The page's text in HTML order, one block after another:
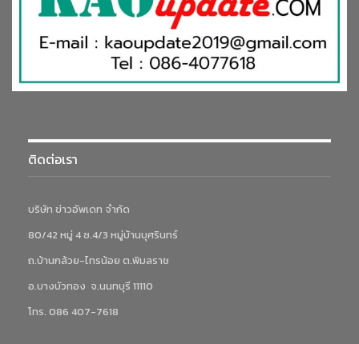
ติดต่อเรา
บริษัท ข่าวอัพเดท จำกัด
80/42 หมู่ 4 ซ.4/3 หมู่บ้านบุศรินทร์
ถ.บ้านกล้วย-ไทรน้อย ต.พิมลราช
อ.บางบัวทอง จ.นนทบุรี 11110
โทร. 086 407-7618